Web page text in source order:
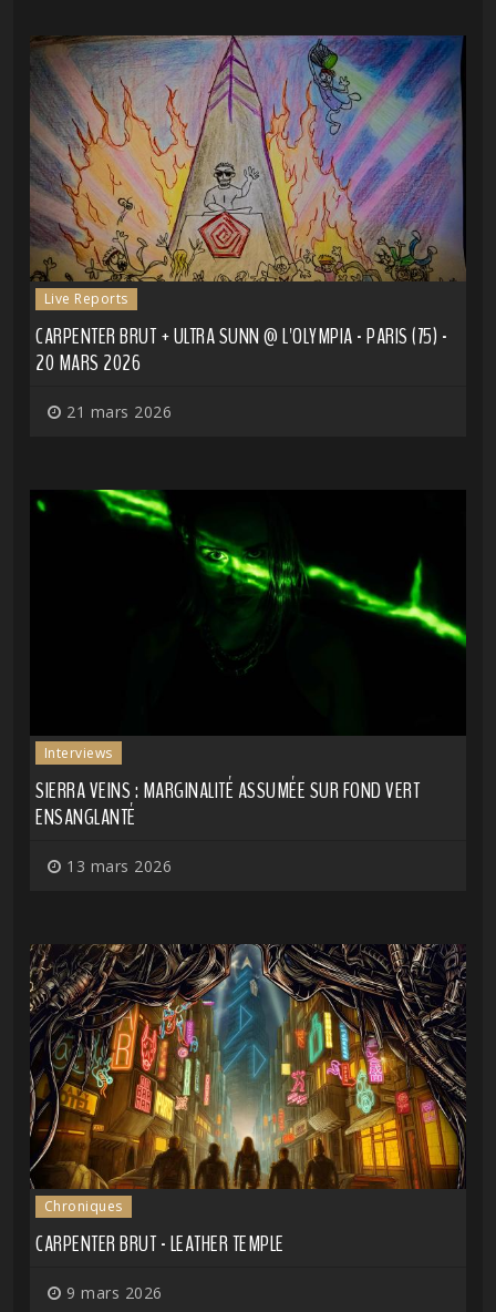
Live Reports
CARPENTER BRUT + ULTRA SUNN @ L'OLYMPIA - PARIS (75) -
20 MARS 2026
21 mars 2026
Interviews
SIERRA VEINS : MARGINALITÉ ASSUMÉE SUR FOND VERT
ENSANGLANTÉ
13 mars 2026
Chroniques
CARPENTER BRUT - LEATHER TEMPLE
9 mars 2026